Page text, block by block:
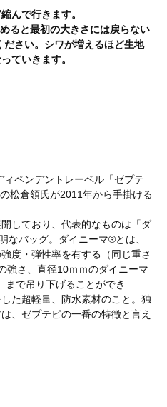
んで行きます。
ると最初の大きさには戻らない
さい。シワが増えるほど生地
ていきます。
ペンデントレーベル「ゼプテ
松倉領氏が2011年から手掛ける
しており、代表的なものは「ダ
なバッグ。ダイニーマ®とは、
度・弾性率を有する（同じ重さ
強さ、直径10ｍｍのダイニーマ
で吊り下げることができ
た超軽量、防水素材のこと。独
、ゼプテピの一番の特徴と言え